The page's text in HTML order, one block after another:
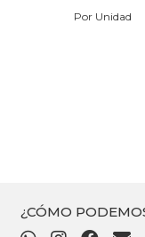
Por Unidad
¿CÓMO